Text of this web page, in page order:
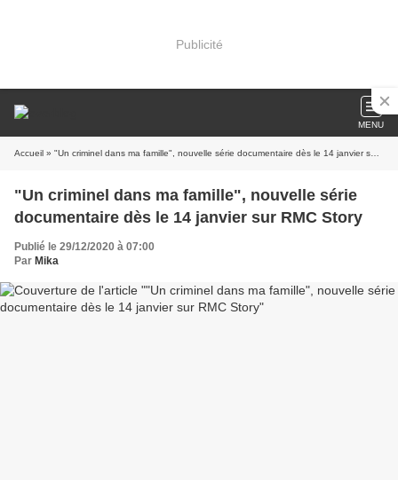
Publicité
MENU
Accueil » "Un criminel dans ma famille", nouvelle série documentaire dès le 14 janvier sur RMC Story
"Un criminel dans ma famille", nouvelle série
documentaire dès le 14 janvier sur RMC Story
Publié le 29/12/2020 à 07:00
Par Mika